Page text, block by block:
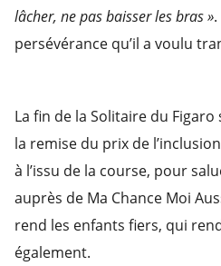
lâcher, ne pas baisser les bras »
persévérance qu’il a voulu
La fin de la Solitaire du
la remise du prix de
à l’issu de la course, pour
auprès de Ma Chance Moi
rend les enfants fiers, qui
également.